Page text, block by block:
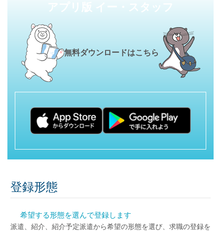
アプリ版 イー・スタッフ
無料ダウンロードはこちら
登録形態
希望する形態を選んで登録します
派遣、紹介、紹介予定派遣から希望の形態を選び、求職の登録を